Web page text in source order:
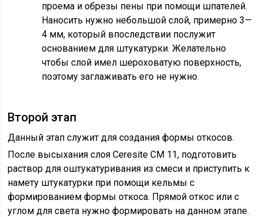
проема и обрезы пены при помощи шпателей.
Наносить нужно небольшой слой, примерно 3—
4 мм, который впоследствии послужит
основанием для штукатурки. Желательно
чтобы слой имел шероховатую поверхность,
поэтому заглаживать его не нужно.
Второй этап
Данный этап служит для создания формы откосов.
После высыхания слоя Ceresite CM 11, подготовить
раствор для оштукатуривания из смеси и приступить к
намету штукатурки при помощи кельмы с
формированием формы откоса. Прямой откос или с
углом для света нужно формировать на данном этапе.